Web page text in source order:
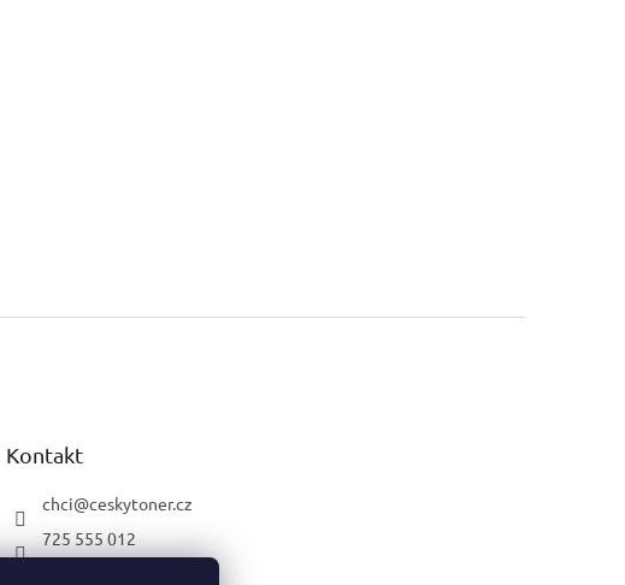
Kontakt
chci@ceskytoner.cz
725 555 012